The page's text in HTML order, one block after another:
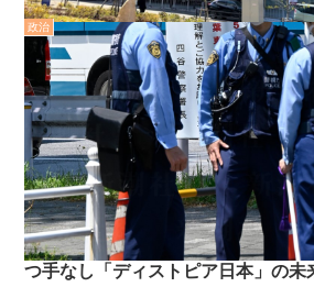
は采配に辛辣「おそろしい
内容の後半」「今日の森保
はチキン」
七ツ森りり ご令嬢と召使
いの禁断の恋…1日だけ許さ
れた夫婦としての時間をひ
たすら愛し合う。
Powered by livedoor 相
互RSS
マ『ラ
ンデ
2/25(
36
のに
から
び出
「
滝沢
政治
つ手なし「ディストピア日本」の未